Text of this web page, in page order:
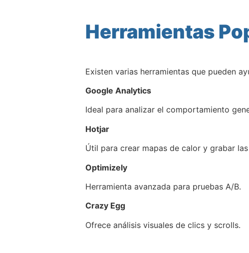
Herramientas
Existen varias herramientas que pueden
Google Analytics
Ideal para analizar el comportamiento
Hotjar
Útil para crear mapas de calor y grabar
Optimizely
Herramienta avanzada para pruebas A/B.
Crazy Egg
Ofrece análisis visuales de clics y scrolls.